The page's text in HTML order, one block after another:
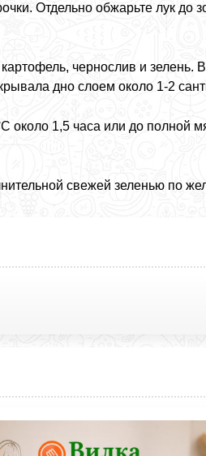
Отдельно обжарьте лук до
чернослив и зелень.
дно слоем около 1-2
около 1,5 часа или до полной
свежей зеленью по